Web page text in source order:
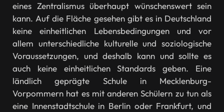
eines Zentralismus überhaupt wünschenswert sein
kann. Auf die Fläche gesehen gibt es in Deutschland
keine einheitlichen Lebensbedingungen und vor
allem unterschiedliche kulturelle und soziologische
Voraussetzungen, und deshalb kann und sollte es
auch keine einheitlichen Standards geben. Eine
ländlich geprägte Schule in Mecklenburg-
Vorpommern hat es mit anderen Schülern zu tun als
eine Innenstadtschule in Berlin oder Frankfurt, und